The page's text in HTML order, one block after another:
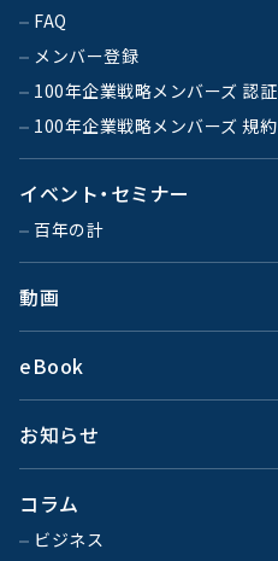
FAQ
メンバー登録
100年企業戦略メンバーズ 認証
100年企業戦略メンバーズ 規約
イベント・セミナー
百年の計
動画
eBook
お知らせ
コラム
ビジネス